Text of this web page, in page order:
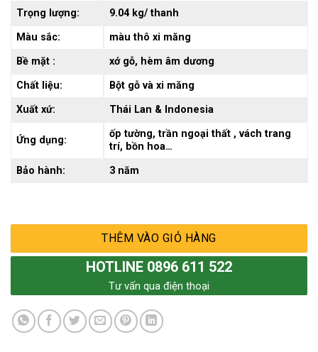
Trọng lượng:
9.04 kg/ thanh
Màu sắc:
màu thô xi măng
Bề mặt :
xớ gỗ, hèm âm dương
Chất liệu:
Bột gỗ và xi măng
Xuất xứ:
Thái Lan & Indonesia
Ứng dụng:
ốp tường, trần ngoại thất , vách trang
trí, bồn hoa…
Bảo hành:
3 năm
THÊM VÀO GIỎ HÀNG
HOTLINE 0896 611 522
Tư vấn qua điện thoại